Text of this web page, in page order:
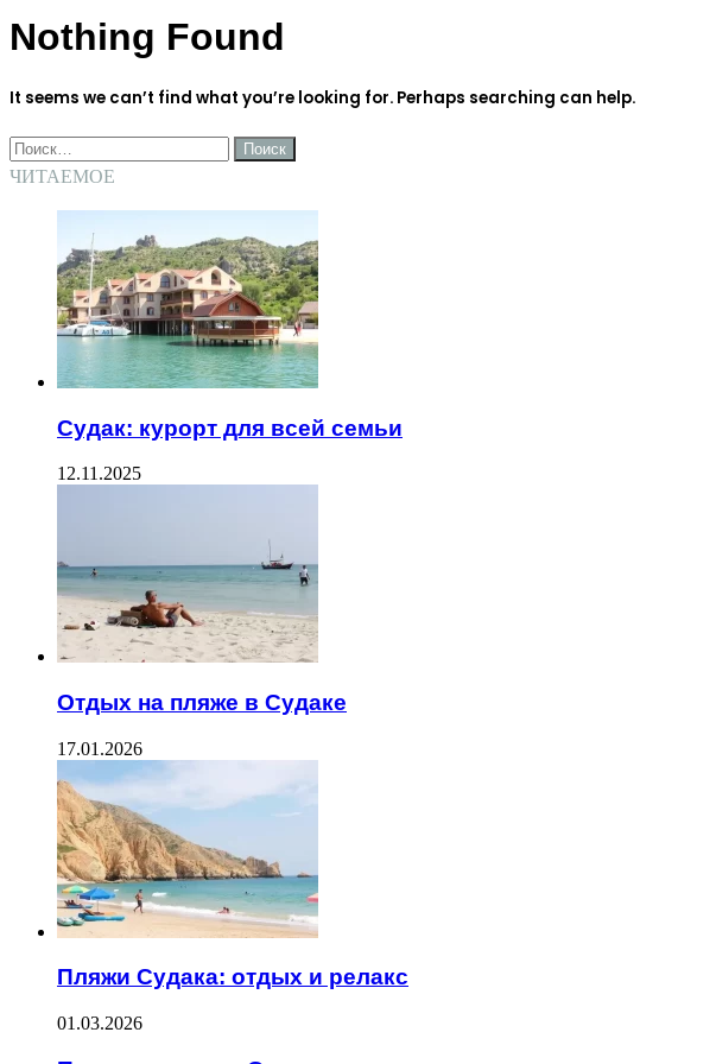
Nothing Found
It seems we can’t find what you’re looking for. Perhaps searching can help.
Найти:
ЧИТАЕМОЕ
Судак: курорт для всей семьи
12.11.2025
Отдых на пляже в Судаке
17.01.2026
Пляжи Судака: отдых и релакс
01.03.2026